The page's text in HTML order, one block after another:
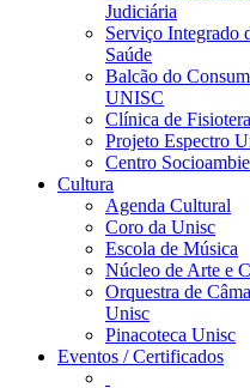
Judiciária
Serviço Integrado
Saúde
Balcão do
UNISC
Clínica de
Projeto Espectro
Centro
Cultura
Agenda Cultural
Coro da Unisc
Escola de Música
Núcleo de Arte e
Orquestra de
Unisc
Pinacoteca Unisc
Eventos / Certificados